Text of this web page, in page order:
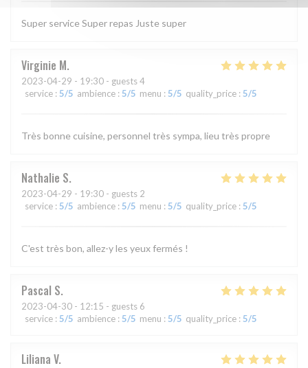
Super service Super repas Juste super
Virginie M
2023-04-29 - 19:30 - guests 4
service : 5/5 ambience : 5/5 menu : 5/5 quality_price : 5/5
Très bonne cuisine, personnel très sympa, lieu très propre
Nathalie S
2023-04-29 - 19:30 - guests 2
service : 5/5 ambience : 5/5 menu : 5/5 quality_price : 5/5
C'est très bon, allez-y les yeux fermés !
Pascal S
2023-04-30 - 12:15 - guests 6
service : 5/5 ambience : 5/5 menu : 5/5 quality_price : 5/5
Liliana V